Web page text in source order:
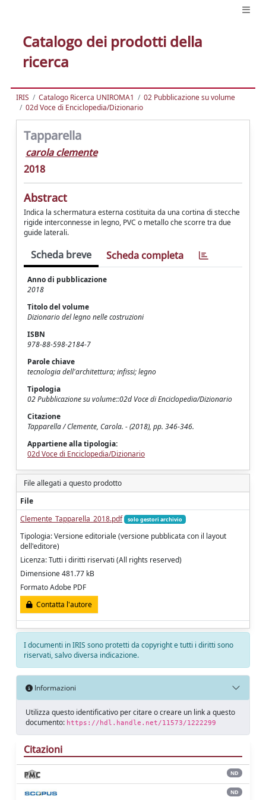
Catalogo dei prodotti della
ricerca
IRIS Catalogo Ricerca UNIROMA1
02 Pubblicazione su volume
02d Voce di Enciclopedia/Dizionario
Tapparella
carola clemente
2018
Abstract
Indica la schermatura esterna costituita da una cortina di stecche
rigide interconnesse in legno, PVC o metallo che scorre tra due
guide laterali.
Scheda breve Scheda completa
Anno di pubblicazione
2018
Titolo del volume
Dizionario del legno nelle costruzioni
ISBN
978-88-598-2184-7
Parole chiave
tecnologia dell'architettura; infissi; legno
Tipologia
02 Pubblicazione su volume::02d Voce di Enciclopedia/Dizionario
Citazione
Tapparella / Clemente, Carola. - (2018), pp. 346-346.
Appartiene alla tipologia:
02d Voce di Enciclopedia/Dizionario
File allegati a questo prodotto
File
Clemente_Tapparella_2018.pdf
solo gestori archivio
Tipologia: Versione editoriale (versione pubblicata con il layout
dell'editore)
Licenza: Tutti i diritti riservati (All rights reserved)
Dimensione 481.77 kB
Formato Adobe PDF
Contatta l'autore
I documenti in IRIS sono protetti da copyright e tutti i diritti sono
riservati, salvo diversa indicazione.
Informazioni
Utilizza questo identificativo per citare o creare un link a questo
documento: https://hdl.handle.net/11573/1222299
Citazioni
ND
ND